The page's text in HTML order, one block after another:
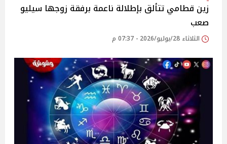
زين قطامي تتألق بإطلالة ناعمة برفقة زوجها سيليو
صعب
الثلاثاء 28/يوليو/2026 - 07:37 م